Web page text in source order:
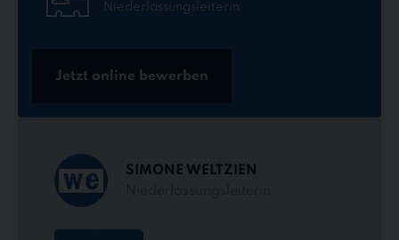
Niederlassungsleiterin
Jetzt online bewerben
SIMONE WELTZIEN